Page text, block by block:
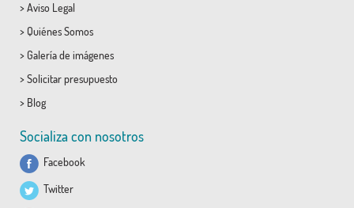
> Aviso Legal
> Quiénes Somos
> Galería de imágenes
> Solicitar presupuesto
> Blog
Socializa con nosotros
Facebook
Twitter